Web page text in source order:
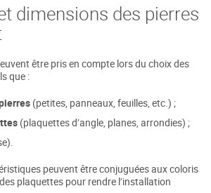
dimensions des pierres
être pris en compte lors du choix des
que :
(petites, panneaux, feuilles, etc.) ;
(plaquettes d’angle, planes, arrondies) ;
peuvent être conjuguées aux coloris
plaquettes pour rendre l’installation